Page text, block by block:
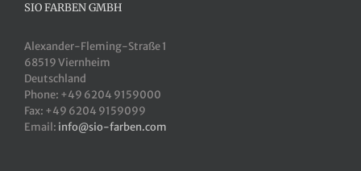
SIO FARBEN GMBH
Alexander-Fleming-Straße 1
68519 Viernheim
Deutschland
Phone: +49 6204 9159000
Fax: +49 6204 9159099
Email: info@sio-farben.com